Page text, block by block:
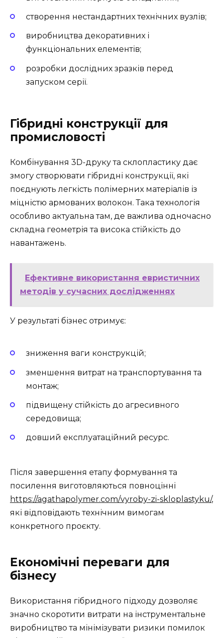
створення нестандартних технічних вузлів;
виробництва декоративних і
функціональних елементів;
розробки дослідних зразків перед
запуском серії.
Гібридні конструкції для
промисловості
Комбінування 3D-друку та склопластику дає
змогу створювати гібридні конструкції, які
поєднують легкість полімерних матеріалів із
міцністю армованих волокон. Така технологія
особливо актуальна там, де важлива одночасно
складна геометрія та висока стійкість до
навантажень.
Ефективне використання евристичних
методів у сучасних дослідженнях
У результаті бізнес отримує:
зниження ваги конструкцій;
зменшення витрат на транспортування та
монтаж;
підвищену стійкість до агресивного
середовища;
довший експлуатаційний ресурс.
Після завершення етапу формування та
посилення виготовляються повноцінні
https://agathapolymer.com/vyroby-zi-skloplastyku/,
які відповідають технічним вимогам
конкретного проєкту.
Економічні переваги для
бізнесу
Використання гібридного підходу дозволяє
значно скоротити витрати на інструментальне
виробництво та мінімізувати ризики помилок